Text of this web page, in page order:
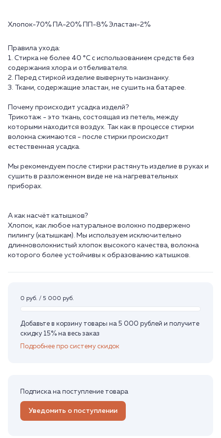
Хлопок-70% ПА-20% ПП-8% Эластан-2%
Правила ухода:
1. Стирка не более 40 °C с использованием средств без
содержания хлора и отбеливателя.
2. Перед стиркой изделие вывернуть наизнанку.
3. Ткани, содержащие эластан, не сушить на батарее.
Почему происходит усадка изделй?
Трикотаж - это ткань, состоящая из петель, между
которыми находится воздух. Так как в процессе стирки
волокна сжимаются - после стирки происходит
естественная усадка.
Мы рекомендуем после стирки растянуть изделие в руках и
сушить в разложенном виде не на нагревательных
приборах.
А как насчёт катышков?
Хлопок, как любое натуральное волокно подвержено
пилингу (катышкам). Мы используем исключительно
длинноволокнистый хлопок высокого качества, волокна
0 руб. / 5 000 руб.
Добавьте в корзину товары на 5 000 рублей и получите
скидку 15% на весь заказ
Подробнее про систему скидок
Подписка на поступление товара
Уведомить о поступлении